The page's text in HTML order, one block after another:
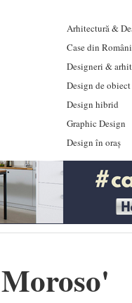
Arhitectură &
Case din
Designeri &
Design de obiect
Design hibrid
Graphic Design
Design în oraș
Moroso'